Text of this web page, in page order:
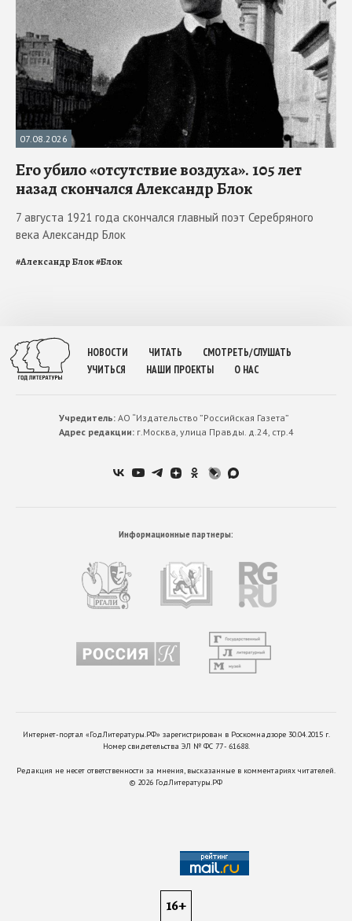
07.08.2026
Его убило «отсутствие воздуха». 105 лет
назад скончался Александр Блок
7 августа 1921 года скончался главный поэт Серебряного
века Александр Блок
#Александр Блок#Блок
НОВОСТИ ЧИТАТЬ
СМОТРЕТЬ/СЛУШАТЬ
УЧИТЬСЯ
НАШИ ПРОЕКТЫ О НАС
Учредитель:АО “Издательство ”Российская Газета”
Адрес редакции:г.Москва, улица Правды. д.24, стр.4
Информационные партнеры:
Интернет-портал «ГодЛитературы.РФ» зарегистрирован в Роскомнадзоре 30.04.2015 г.
Номер свидетельства ЭЛ № ФС 77 - 61688.
Редакция не несет ответственности за мнения, высказанные в комментариях читателей.
© 2026 ГодЛитературы.РФ
16+